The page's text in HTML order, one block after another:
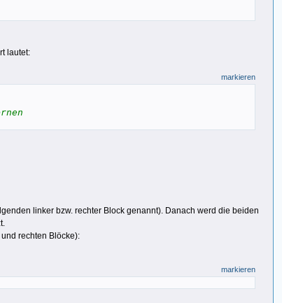
lautet:
markieren
linker bzw. rechter Block genannt). Danach werd die beiden
rechten Blöcke):
markieren